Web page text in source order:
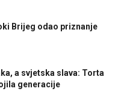
Brijeg odao priznanje
a svjetska slava: Torta
generacije